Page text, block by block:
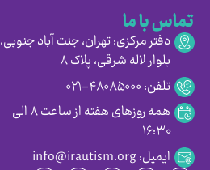
تماس با ما
دفتر مرکزی: تهران، جنت آباد جنوبی،
بلوار لاله شرقی، پلاک ۸
تلفن: ۴۸۰۸۵۰۰۰-۰۲۱
همه روزهای هفته از ساعت ۸ الی
۱۶:۳۰
ایمیل: info@irautism.org